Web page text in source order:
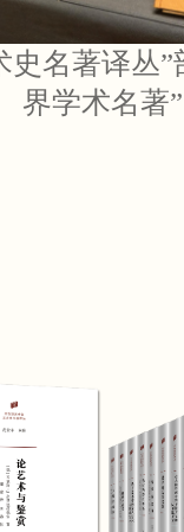
史名著译丛
界学术名著”